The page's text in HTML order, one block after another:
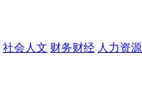
社会人文 财务财经 人力资源